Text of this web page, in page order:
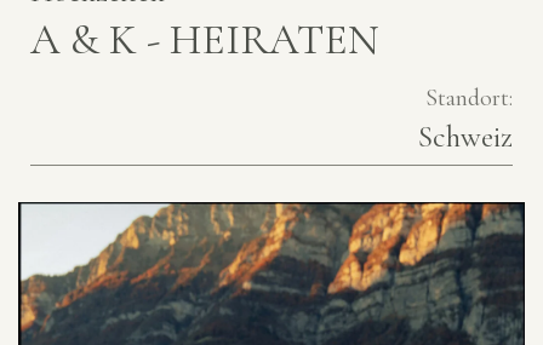
A & K - HEIRATEN
Standort:
Schweiz